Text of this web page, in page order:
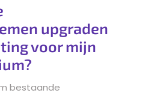
upgraden
voor mijn
bestaande